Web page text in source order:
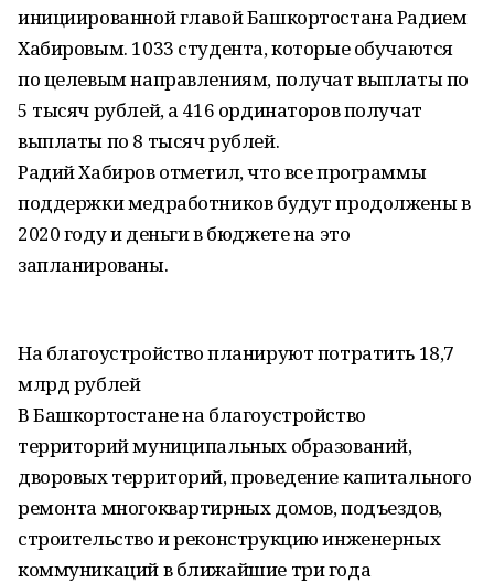
инициированной главой Башкортостана Радием
Хабировым. 1033 студента, которые обучаются
по целевым направлениям, получат выплаты по
5 тысяч рублей, а 416 ординаторов получат
выплаты по 8 тысяч рублей.
Радий Хабиров отметил, что все программы
поддержки медработников будут продолжены в
2020 году и деньги в бюджете на это
запланированы.
На благоустройство планируют потратить 18,7
млрд рублей
В Башкортостане на благоустройство
территорий муниципальных образований,
дворовых территорий, проведение капитального
ремонта многоквартирных домов, подъездов,
строительство и реконструкцию инженерных
коммуникаций в ближайшие три года